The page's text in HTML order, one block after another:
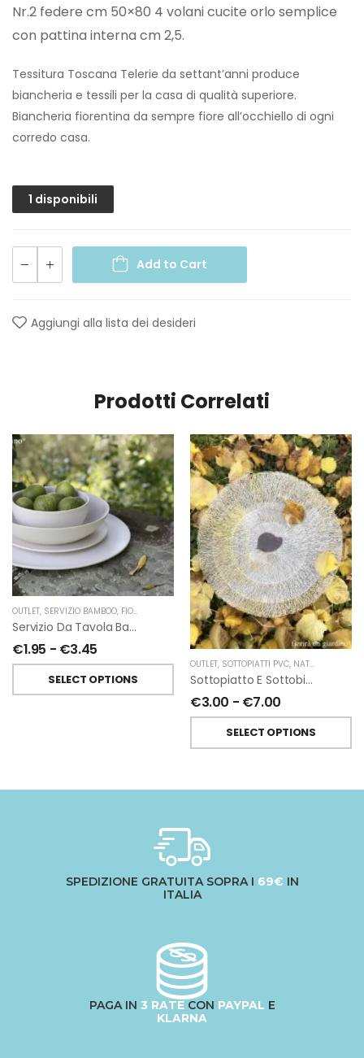
Nr.2 federe cm 50×80 4 volani cucite orlo semplice
con pattina interna cm 2,5.
Tessitura Toscana Telerie da settant’anni produce
biancheria e tessili per la casa di qualità superiore.
Biancheria fiorentina da sempre fiore all’occhiello di ogni
corredo casa.
1 disponibili
Add to Cart
Aggiungi alla lista dei desideri
Prodotti Correlati
OUTLET, SERVIZIO BAMBOO, FIORIRA' UN GIARDINO
Servizio Da Tavola Bamboo Colore Crema
€1.95 - €3.45
SELECT OPTIONS
OUTLET, SOTTOPIATTI PVC, NATALE
Sottopiatto E Sottobicchiere In Pvc Intrecciato Argento Di Fiorirà Un Giardino
€3.00 - €7.00
SELECT OPTIONS
SPEDIZIONE GRATUITA SOPRA I 69€ IN
ITALIA
PAGA IN 3 RATECON PAYPAL E
KLARNA